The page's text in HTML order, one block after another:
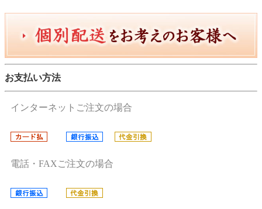
お支払い方法
インターネットご注文の場合
電話・FAXご注文の場合